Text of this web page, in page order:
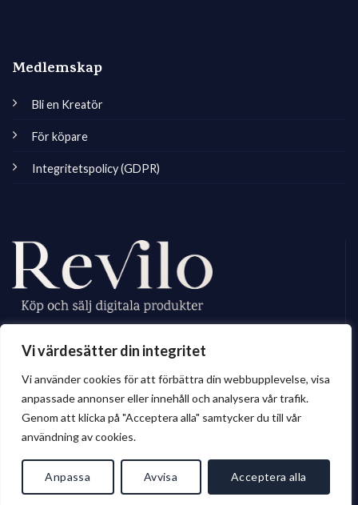
Vi värdesätter din integritet
Vi använder cookies för att förbättra din webbupplevelse, visa
anpassade annonser eller innehåll och analysera vår trafik.
Genom att klicka på "Acceptera alla" samtycker du till vår
användning av cookies.
Anpassa Avvisa Acceptera alla
erbjuder ett brett sortiment av digitalt material till privatperson och företag.
Medlemskap
Bli en Kreatör
För köpare
Integritetspolicy (GDPR)
© 2026 Revilo.se